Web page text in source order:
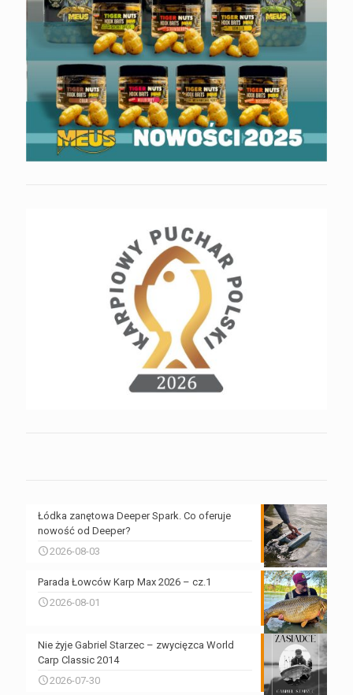
Łódka zanętowa Deeper Spark. Co oferuje
nowość od Deeper?
2026-08-03
Parada Łowców Karp Max 2026 – cz.1
2026-08-01
Nie żyje Gabriel Starzec – zwycięzca World
Carp Classic 2014
2026-07-30